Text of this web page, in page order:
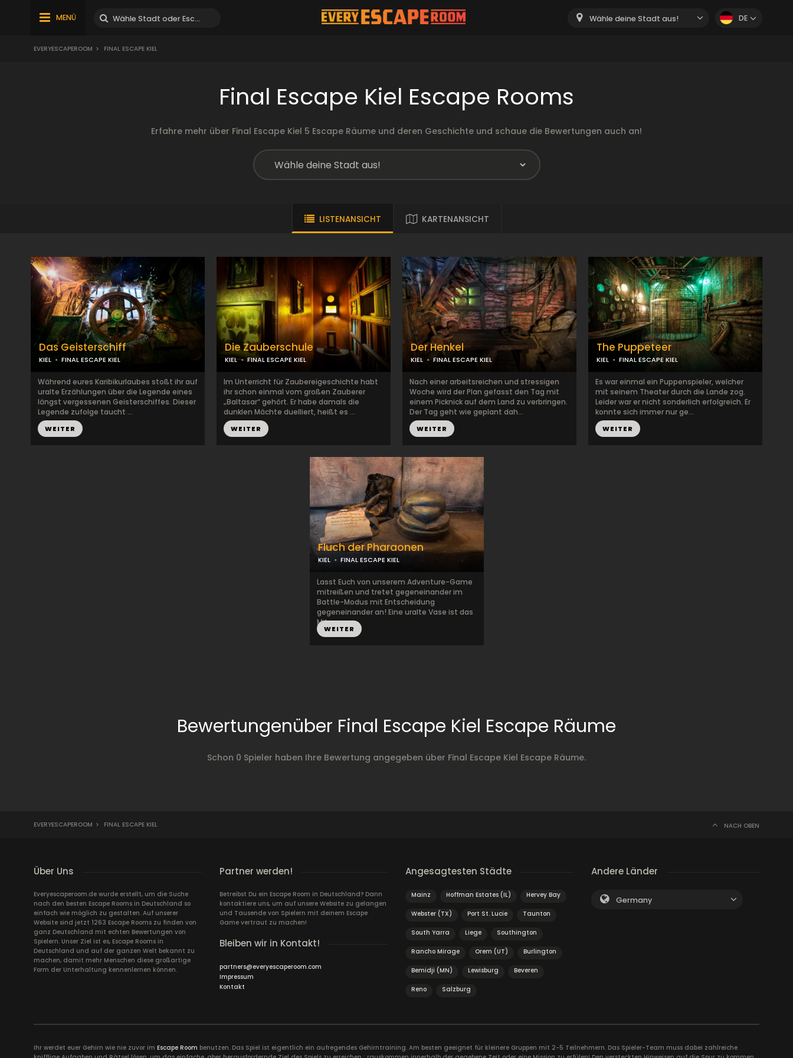
MENÜ Wähle deine Stadt aus! DE
EVERYESCAPEROOM > FINAL ESCAPE KIEL
Final Escape Kiel Escape Rooms
Erfahre mehr über Final Escape Kiel 5 Escape Räume und deren Geschichte und schaue die Bewertungen auch an!
LISTENANSICHT KARTENANSICHT
Das Geisterschiff
KIEL FINAL ESCAPE KIEL
Während eures Karibikurlaubes stoßt ihr auf
uralte Erzählungen über die Legende eines
längst vergessenen Geisterschiffes. Dieser
Legende zufolge taucht ...
WEITER
Die Zauberschule
KIEL FINAL ESCAPE KIEL
Im Unterricht für Zaubereigeschichte habt
ihr schon einmal vom großen Zauberer
„Baltasar“ gehört. Er habe damals die
dunklen Mächte duelliert, heißt es ...
WEITER
Der Henkel
KIEL FINAL ESCAPE KIEL
Nach einer arbeitsreichen und stressigen
Woche wird der Plan gefasst den Tag mit
einem Picknick auf dem Land zu verbringen.
Der Tag geht wie geplant dah...
WEITER
The Puppeteer
KIEL FINAL ESCAPE KIEL
Es war einmal ein Puppenspieler, welcher
mit seinem Theater durch die Lande zog.
Leider war er nicht sonderlich erfolgreich. Er
konnte sich immer nur ge...
WEITER
Fluch der Pharaonen
KIEL FINAL ESCAPE KIEL
Lasst Euch von unserem Adventure-Game
mitreißen und tretet gegeneinander im
Battle-Modus mit Entscheidung
gegeneinander an! Eine uralte Vase ist das
Mit...
WEITER
Bewertungenüber Final Escape Kiel Escape Räume
Schon 0 Spieler haben Ihre Bewertung angegeben über Final Escape Kiel Escape Räume.
EVERYESCAPEROOM > FINAL ESCAPE KIEL NACH OBEN
Über Uns
Everyescaperoom.de wurde erstellt, um die Suche
nach den besten Escape Rooms in Deutschland so
einfach wie möglich zu gestalten. Auf unserer
Website sind jetzt 1263 Escape Rooms zu finden von
ganz Deutschland mit echten Bewertungen von
Spielern. Unser Ziel ist es, Escape Rooms in
Deutschland und auf der ganzen Welt bekannt zu
machen, damit mehr Menschen diese großartige
Form der Unterhaltung kennenlernen können.
Partner werden!
Betreibst Du ein Escape Room in Deutschland? Dann
kontaktiere uns, um auf unsere Website zu gelangen
und Tausende von Spielern mit deinem Escape
Game vertraut zu machen!
Bleiben wir in Kontakt!
partners@everyescaperoom.com
Impressum
Kontakt
Angesagtesten Städte
Mainz Hoffman Estates (IL) Hervey Bay
Webster (TX) Port St. Lucie Taunton
South Yarra Liege Southington
Rancho Mirage Orem (UT) Burlington
Bemidji (MN) Lewisburg Beveren
Reno Salzburg
Andere Länder
Germany
Ihr werdet euer Gehirn wie nie zuvor im Escape Room benutzen. Das Spiel ist eigentlich ein aufregendes Gehirntraining. Am besten geeignet für kleinere Gruppen mit 2-5 Teilnehmern. Das Spieler-Team muss dabei zahlreiche